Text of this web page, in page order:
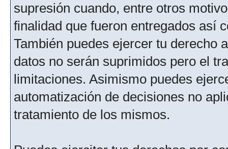
supresión cuando, entre otros
finalidad que fueron entregados así
También puedes ejercer tu derecho
datos no serán suprimidos pero el
limitaciones. Asimismo puedes
automatización de decisiones no
tratamiento de los mismos.